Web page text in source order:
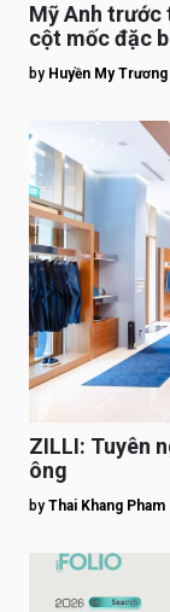
Mỹ Anh trước
cột mốc đặc
tế”
by Huyền My Trương
ZILLI: Tuyên
ông
by Thai Khang Pham